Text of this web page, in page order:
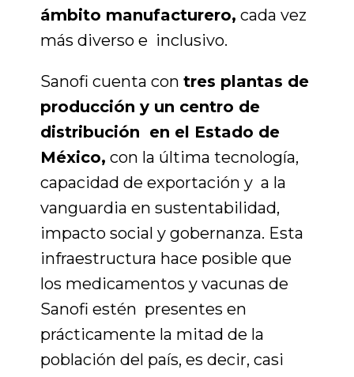
ámbito manufacturero, cada vez
más diverso e inclusivo.
Sanofi cuenta contres plantas de
producción y un centro de
distribución en el Estado de
México, con la última tecnología,
capacidad de exportación y a la
vanguardia en sustentabilidad,
impacto social y gobernanza. Esta
infraestructura hace posible que
los medicamentos y vacunas de
Sanofi estén presentes en
prácticamente la mitad de la
población del país, es decir, casi